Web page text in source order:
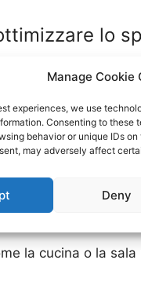
Manage Cookie
experiences, we use
Consenting to these
behavior or unique IDs
may adversely affect
Deny
lo
giornata
l’ordine negli
le attività
la
mobili
gli spazi
la cucina o la